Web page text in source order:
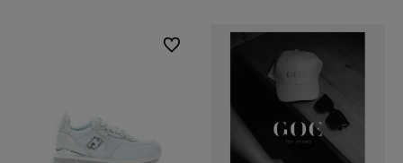
Do ulubionych